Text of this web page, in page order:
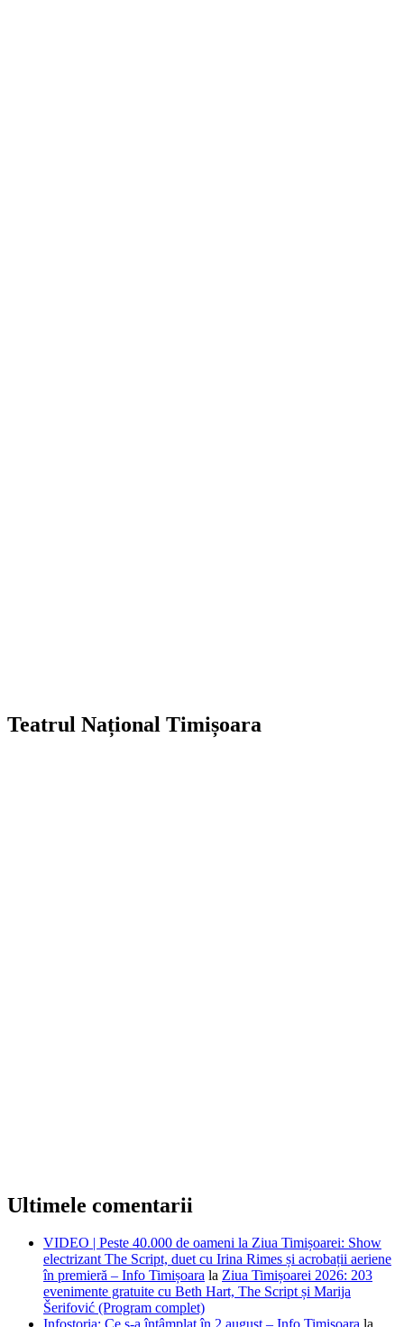
Teatrul Național Timișoara
Ultimele comentarii
VIDEO | Peste 40.000 de oameni la Ziua Timișoarei: Show
electrizant The Script, duet cu Irina Rimes și acrobații aeriene
în premieră – Info Timișoara la Ziua Timișoarei 2026: 203
evenimente gratuite cu Beth Hart, The Script și Marija
Šerifović (Program complet)